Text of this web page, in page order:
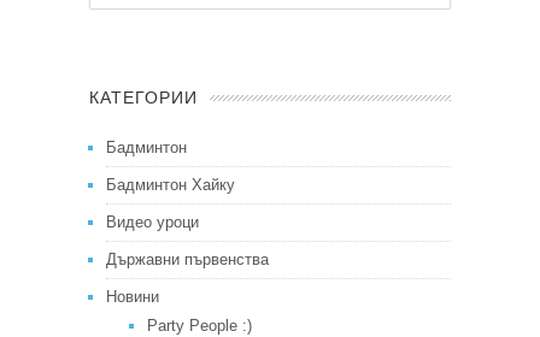
КАТЕГОРИИ
Бадминтон
Бадминтон Хайку
Видео уроци
Държавни първенства
Новини
Party People :)